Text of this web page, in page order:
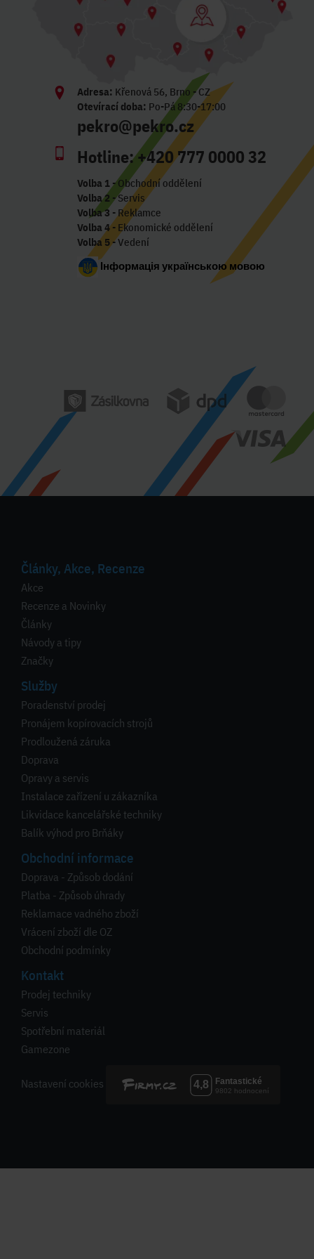
Adresa: Křenová 56, Brno - CZ
Otevírací doba: Po-Pá 8:30-17:00
pekro@pekro.cz
Hotline:+420 777 0000 32
Volba 1- Obchodní oddělení
Volba 2 - Servis
Volba 3 - Reklamce
Volba 4- Ekonomické oddělení
Volba 5- Vedení
Інформація українською мовою
Články, Akce, Recenze
Akce
Recenze a Novinky
Články
Návody a tipy
Značky
Služby
Poradenství prodej
Pronájem kopírovacích strojů
Prodloužená záruka
Doprava
Opravy a servis
Instalace zařízení u zákazníka
Likvidace kancelářské techniky
Balík výhod pro Brňáky
Obchodní informace
Doprava - Způsob dodání
Platba - Způsob úhrady
Reklamace vadného zboží
Vrácení zboží dle OZ
Obchodní podmínky
Kontakt
Prodej techniky
Servis
Spotřební materiál
Gamezone
Nastavení cookies